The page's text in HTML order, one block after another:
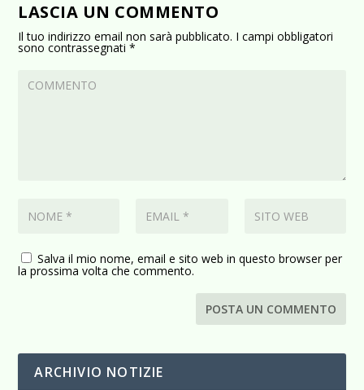
LASCIA UN COMMENTO
Il tuo indirizzo email non sarà pubblicato. I campi obbligatori
sono contrassegnati*
Salva il mio nome, email e sito web in questo browser per
la prossima volta che commento.
ARCHIVIO NOTIZIE